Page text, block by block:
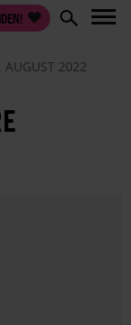
AUGUST 2022